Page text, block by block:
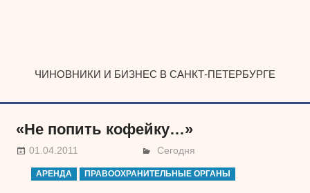
ЧИНОВНИКИ И БИЗНЕС В САНКТ-ПЕТЕРБУРГЕ
«Не попить кофейку…»
01.04.2011 Сегодня
АРЕНДА ПРАВООХРАНИТЕЛЬНЫЕ ОРГАНЫ